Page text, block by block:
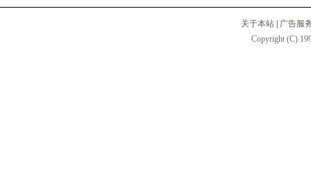
关于本站
广告服
Copyright (C)